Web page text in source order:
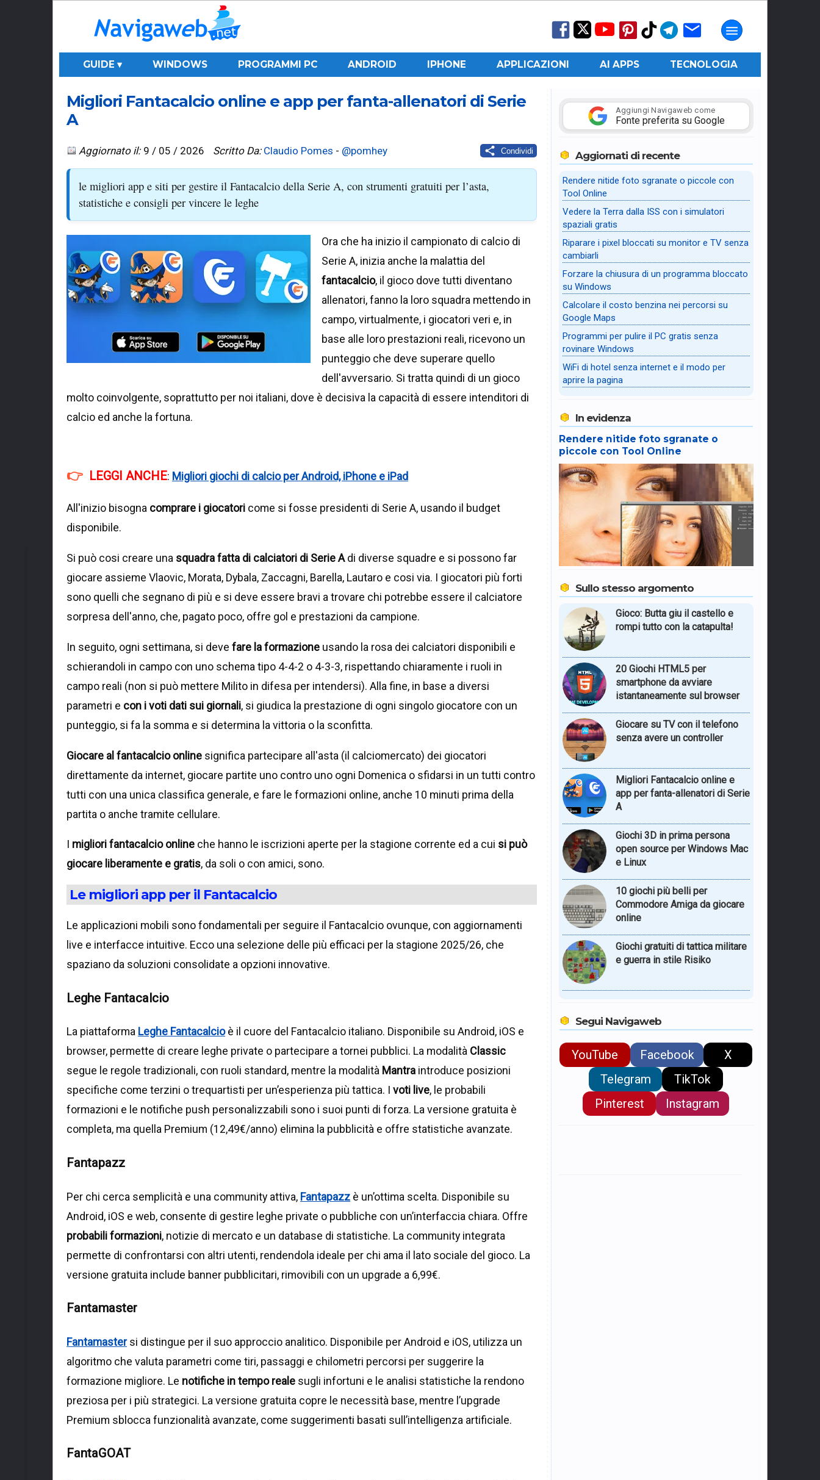
GUIDE ▾ WINDOWS PROGRAMMI PC ANDROID IPHONE APPLICAZIONI AI APPS TECNOLOGIA
Migliori Fantacalcio online e app per fanta-allenatori di Serie
A
Condividi
Aggiornato il: 9 / 05 / 2026 Scritto Da: Claudio Pomes - @pomhey
le migliori app e siti per gestire il Fantacalcio della Serie A, con strumenti gratuiti per l’asta,
statistiche e consigli per vincere le leghe
Ora che ha inizio il campionato di calcio di
Serie A, inizia anche la malattia del
fantacalcio, il gioco dove tutti diventano
allenatori, fanno la loro squadra mettendo in
campo, virtualmente, i giocatori veri e, in
base alle loro prestazioni reali, ricevono un
punteggio che deve superare quello
dell'avversario. Si tratta quindi di un gioco
molto coinvolgente, soprattutto per noi italiani, dove è decisiva la capacità di essere intenditori di
calcio ed anche la fortuna.
LEGGI ANCHE: Migliori giochi di calcio per Android, iPhone e iPad
All'inizio bisogna comprare i giocatori come si fosse presidenti di Serie A, usando il budget
disponibile.
Si può cosi creare una squadra fatta di calciatori di Serie Adi diverse squadre e si possono far
giocare assieme Vlaovic, Morata, Dybala, Zaccagni, Barella, Lautaro e cosi via. I giocatori più forti
sono quelli che segnano di più e si deve essere bravi a trovare chi potrebbe essere il calciatore
sorpresa dell'anno, che, pagato poco, offre gol e prestazioni da campione.
In seguito, ogni settimana, si deve fare la formazione usando la rosa dei calciatori disponibili e
schierandoli in campo con uno schema tipo 4-4-2 o 4-3-3, rispettando chiaramente i ruoli in
campo reali (non si può mettere Milito in difesa per intendersi). Alla fine, in base a diversi
parametri e con i voti dati sui giornali, si giudica la prestazione di ogni singolo giocatore con un
punteggio, si fa la somma e si determina la vittoria o la sconfitta.
Giocare al fantacalcio online significa partecipare all'asta (il calciomercato) dei giocatori
direttamente da internet, giocare partite uno contro uno ogni Domenica o sfidarsi in un tutti contro
tutti con una unica classifica generale, e fare le formazioni online, anche 10 minuti prima della
partita o anche tramite cellulare.
I migliori fantacalcio online che hanno le iscrizioni aperte per la stagione corrente ed a cui si può
giocare liberamente e gratis, da soli o con amici, sono.
Le migliori app per il Fantacalcio
Le applicazioni mobili sono fondamentali per seguire il Fantacalcio ovunque, con aggiornamenti
live e interfacce intuitive. Ecco una selezione delle più efficaci per la stagione 2025/26, che
spaziano da soluzioni consolidate a opzioni innovative.
Leghe Fantacalcio
La piattaforma Leghe Fantacalcioè il cuore del Fantacalcio italiano. Disponibile su Android, iOS e
browser, permette di creare leghe private o partecipare a tornei pubblici. La modalità Classic
segue le regole tradizionali, con ruoli standard, mentre la modalità Mantra introduce posizioni
specifiche come terzini o trequartisti per un’esperienza più tattica. I voti live, le probabili
formazioni e le notifiche push personalizzabili sono i suoi punti di forza. La versione gratuita è
completa, ma quella Premium (12,49€/anno) elimina la pubblicità e offre statistiche avanzate.
Fantapazz
Per chi cerca semplicità e una community attiva, Fantapazz è un’ottima scelta. Disponibile su
Android, iOS e web, consente di gestire leghe private o pubbliche con un’interfaccia chiara. Offre
probabili formazioni, notizie di mercato e un database di statistiche. La community integrata
permette di confrontarsi con altri utenti, rendendola ideale per chi ama il lato sociale del gioco. La
versione gratuita include banner pubblicitari, rimovibili con un upgrade a 6,99€.
Fantamaster
Fantamastersi distingue per il suo approccio analitico. Disponibile per Android e iOS, utilizza un
algoritmo che valuta parametri come tiri, passaggi e chilometri percorsi per suggerire la
formazione migliore. Le notifiche in tempo reale sugli infortuni e le analisi statistiche la rendono
preziosa per i più strategici. La versione gratuita copre le necessità base, mentre l’upgrade
Premium sblocca funzionalità avanzate, come suggerimenti basati sull’intelligenza artificiale.
FantaGOAT
Aggiungi Navigaweb come
Fonte preferita su Google
Aggiornati di recente
Rendere nitide foto sgranate o piccole con
Tool Online
Vedere la Terra dalla ISS con i simulatori
spaziali gratis
Riparare i pixel bloccati su monitor e TV senza
cambiarli
Forzare la chiusura di un programma bloccato
su Windows
Calcolare il costo benzina nei percorsi su
Google Maps
Programmi per pulire il PC gratis senza
rovinare Windows
WiFi di hotel senza internet e il modo per
aprire la pagina
In evidenza
Rendere nitide foto sgranate o
piccole con Tool Online
Sullo stesso argomento
Gioco: Butta giu il castello e
rompi tutto con la catapulta!
20 Giochi HTML5 per
smartphone da avviare
istantaneamente sul browser
Giocare su TV con il telefono
senza avere un controller
Migliori Fantacalcio online e
app per fanta-allenatori di Serie
A
Giochi 3D in prima persona
open source per Windows Mac
e Linux
10 giochi più belli per
Commodore Amiga da giocare
online
Giochi gratuiti di tattica militare
e guerra in stile Risiko
Segui Navigaweb
YouTube Facebook
X
Telegram
TikTok
Pinterest
Instagram